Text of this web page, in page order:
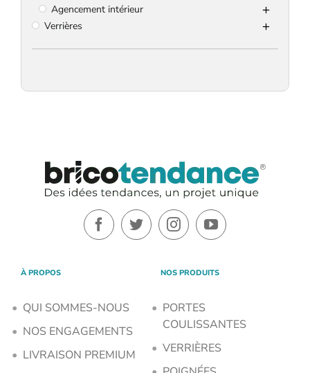
Agencement intérieur
Verrières
À PROPOS
QUI SOMMES-NOUS
NOS ENGAGEMENTS
LIVRAISON PREMIUM
NOS PRODUITS
PORTES
COULISSANTES
VERRIÈRES